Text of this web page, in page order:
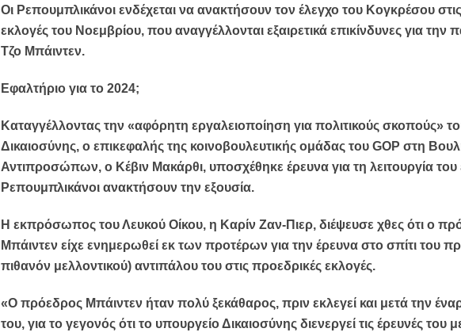
Οι Ρεπουμπλικάνοι ενδέχεται να ανακτήσουν τον έλεγχο του Κογκρέσου
εκλογές του Νοεμβρίου, που αναγγέλλονται εξαιρετικά επικίνδυνες για την
Τζο Μπάιντεν.
Εφαλτήριο για το 2024;
Καταγγέλλοντας την «αφόρητη εργαλειοποίηση για πολιτικούς σκοπούς»
Δικαιοσύνης, ο επικεφαλής της κοινοβουλευτικής ομάδας του GOP στη
Αντιπροσώπων, ο Κέβιν Μακάρθι, υποσχέθηκε έρευνα για τη λειτουργία του
Ρεπουμπλικάνοι ανακτήσουν την εξουσία.
Η εκπρόσωπος του Λευκού Οίκου, η Καρίν Ζαν-Πιερ, διέψευσε χθες ότι ο
Μπάιντεν είχε ενημερωθεί εκ των προτέρων για την έρευνα στο σπίτι του
πιθανόν μελλοντικού) αντιπάλου του στις προεδρικές εκλογές.
«Ο πρόεδρος Μπάιντεν ήταν πολύ ξεκάθαρος, πριν εκλεγεί και μετά την
του, για το γεγονός ότι το υπουργείο Δικαιοσύνης διενεργεί τις έρευνές του